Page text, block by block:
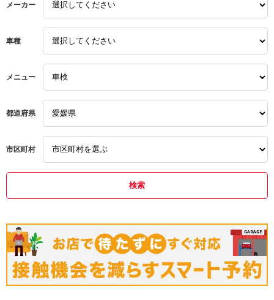
お願いします
ボルボ
メーカー
車種
メニュー
都道府県
市区町村